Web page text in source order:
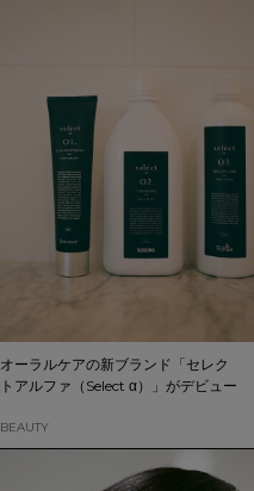
オーラルケアの新ブランド「セレク
トアルファ（Select α）」がデビュー
BEAUTY